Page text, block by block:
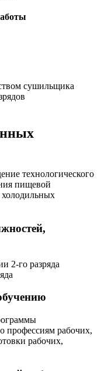
сушильщика
технологического
пищевой
2-го разряда
профессиям рабочих,
рабочих,